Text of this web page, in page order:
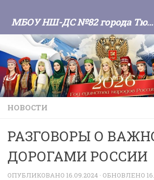
МБОУ НШ-ДС №82 города Тюмени
НОВОСТИ
РАЗГОВОРЫ О
ДОРОГАМИ РОССИИ
ОПУБЛИКОВАНО 16.09.2024 · ОБНОВЛЕНО